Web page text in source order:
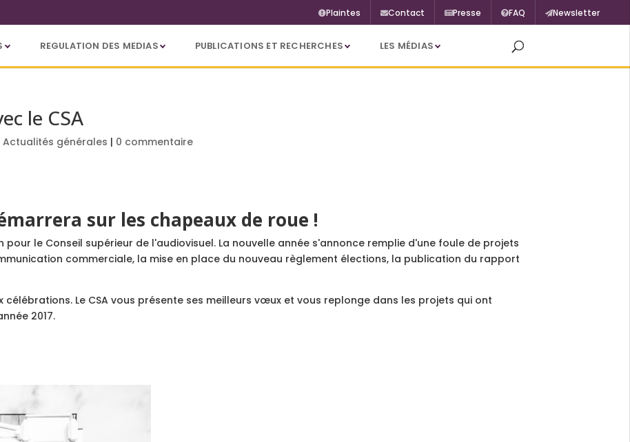
Plaintes Contact Presse FAQ Newsletter
REGULATION DES MEDIAS PUBLICATIONS ET RECHERCHES LES MÉDIAS
le CSA
Actualités générales | 0 commentaire
sur les chapeaux de roue !
pour le Conseil supérieur de l'audiovisuel. La nouvelle année s'annonce remplie d'une foule de projets
commerciale, la mise en place du nouveau règlement élections, la publication du rapport
Le CSA vous présente ses meilleurs vœux et vous replonge dans les projets qui ont
2017.